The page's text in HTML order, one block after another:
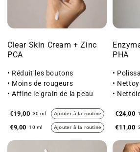
Clear Skin Cream + Zinc
PCA
• Réduit les boutons
• Moins de rougeurs
• Affine le grain de la peau
€19,00 30 ml Ajouter à la routine
€9,00 10 ml Ajouter à la routine
PHA
•
•
•
€24,00
€11,00